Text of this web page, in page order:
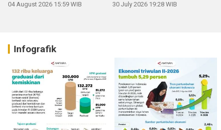
04 August 2026 15:59 WIB 30 July 2026 19:28 WIB
Infografik